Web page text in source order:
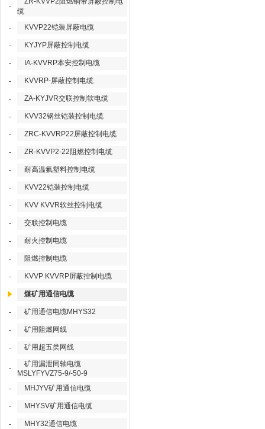
-
缆
-
KVVP22铠装屏蔽电缆
- KYJYP屏蔽控制电缆
- IA-KVVRP本安控制电缆
- KVVRP-屏蔽控制电缆
- ZA-KYJVR交联控制软电缆
- KVV32钢丝铠装控制电缆
- ZRC-KVVRP22屏蔽控制电缆
- ZR-KVVP2-22阻燃控制电缆
- 耐高温氟塑料控制电缆
- KVV22铠装控制电缆
- KVV KVVR软丝控制电缆
- 交联控制电缆
- 耐火控制电缆
- 阻燃控制电缆
- KVVP KVVRP屏蔽控制电缆
煤矿用通信电缆
- 矿用通信电缆MHYS32
- 矿用阻燃网线
- 矿用超五类网线
-
矿用漏泄同轴电缆
MSLYFYVZ75-9/-50-9
-
MHJYV矿用通信电缆
- MHYSV矿用通信电缆
- MHY32通信电缆